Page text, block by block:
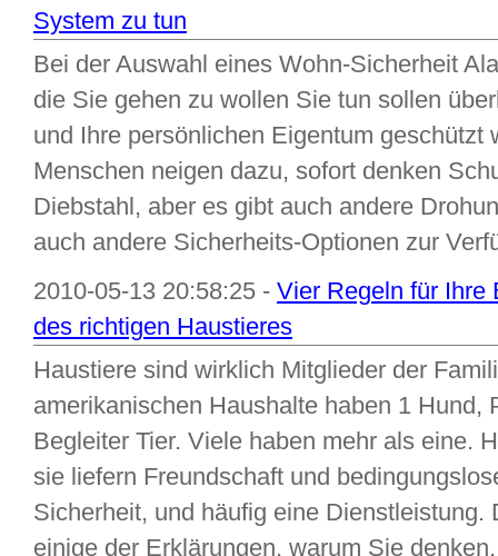
System zu tun
Bei der Auswahl eines Wohn-Sicherheit
die Sie gehen zu wollen Sie tun sollen
und Ihre persönlichen Eigentum geschützt
Menschen neigen dazu, sofort denken
Diebstahl, aber es gibt auch andere
auch andere Sicherheits-Optionen zur
2010-05-13 20:58:25 - Vier Regeln für Ihre
des richtigen Haustieres
Haustiere sind wirklich Mitglieder der
amerikanischen Haushalte haben 1 Hund,
Begleiter Tier. Viele haben mehr als eine.
sie liefern Freundschaft und
Sicherheit, und häufig eine Dienstleistung.
einige der Erklärungen, warum Sie